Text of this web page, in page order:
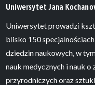
Uniwersytet Jana
Uniwersytet prowadzi
blisko 150
dziedzin naukowych, w
nauk medycznych i nauk o
przyrodniczych oraz sztuki.